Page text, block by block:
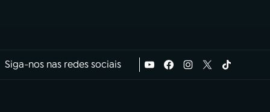
Siga-nos nas redes sociais